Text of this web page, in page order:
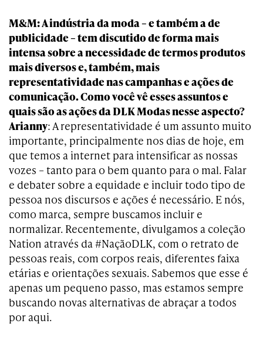
M&M: A indústria da moda – e também a de
publicidade – tem discutido de forma mais
intensa sobre a necessidade de termos produtos
mais diversos e, também, mais
representatividade nas campanhas e ações de
comunicação. Como você vê esses assuntos e
quais são as ações da DLK Modas nesse aspecto?
Arianny: A representatividade é um assunto muito
importante, principalmente nos dias de hoje, em
que temos a internet para intensificar as nossas
vozes – tanto para o bem quanto para o mal. Falar
e debater sobre a equidade e incluir todo tipo de
pessoa nos discursos e ações é necessário. E nós,
como marca, sempre buscamos incluir e
normalizar. Recentemente, divulgamos a coleção
Nation através da #NaçãoDLK, com o retrato de
pessoas reais, com corpos reais, diferentes faixa
etárias e orientações sexuais. Sabemos que esse é
apenas um pequeno passo, mas estamos sempre
buscando novas alternativas de abraçar a todos
por aqui.